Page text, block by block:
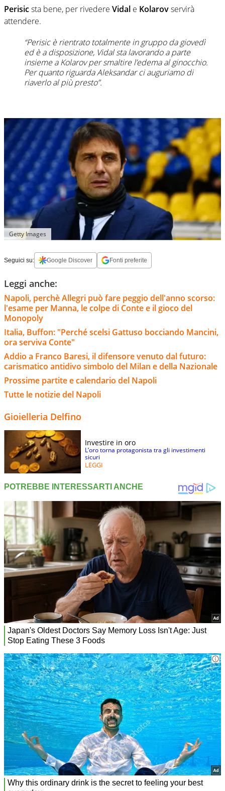
Perisicsta bene, per rivedere Vidal e Kolarovservirà
attendere.
“Perisic è rientrato totalmente in gruppo da giovedì
ed è a disposizione, Vidal sta lavorando a parte
insieme a Kolarov per smaltire l’edema al ginocchio.
Per quanto riguarda Aleksandar ci auguriamo di
riaverlo al più presto”.
Getty Images
Seguici su: Google Discover Fonti preferite
Leggi anche:
Napoli, perchè Allegri può fare peggio dell'anno scorso:
l'esame per Manna, le colpe di Conte e il gioco del
Monopoly
Italia, Buffon: "Perché scelsi Gattuso bocciando Mancini,
ora serviva Conte"
Addio a Franco Baresi, il difensore venuto dal futuro:
carismatico antidivo simbolo del Milan e della Nazionale
Prossime partite e calendario del Napoli
Tutte le notizie del Napoli
Gioielleria Delfino
Investire in oro
L’oro torna protagonista tra gli investimenti
sicuri
LEGGI